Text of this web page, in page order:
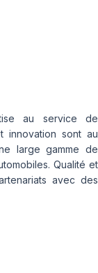
au service de
innovation sont au
large gamme de
Qualité et
avec des